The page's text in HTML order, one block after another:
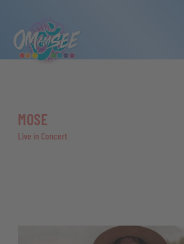
MOSE
Live in Concert